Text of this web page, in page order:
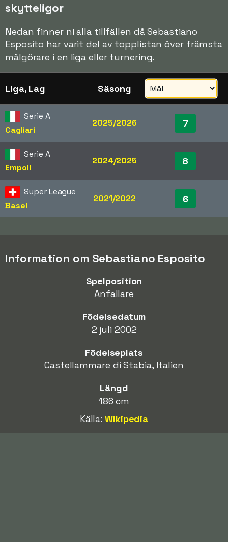
skytteligor
Nedan finner ni alla tillfällen då Sebastiano
Esposito har varit del av topplistan över främsta
målgörare i en liga eller turnering.
Liga, Lag Säsong
Serie A
Cagliari
2025/2026 7
Serie A
Empoli
2024/2025 8
Super League
Basel
2021/2022 6
Information om Sebastiano Esposito
Spelposition
Anfallare
Födelsedatum
2 juli 2002
Födelseplats
Castellammare di Stabia, Italien
Längd
186 cm
Källa:Wikipedia